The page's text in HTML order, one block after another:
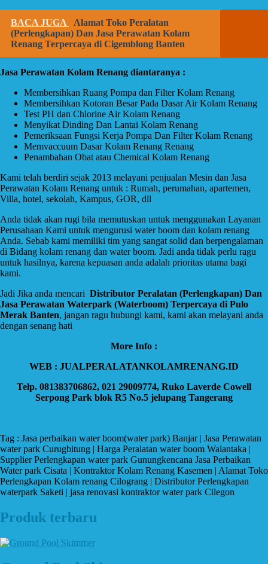
BACA JUGA
Alamat Toko Peralatan
(Perlengkapan) Dan Jasa Perawatan Kolam
Renang Terpercaya di Cigemblong Banten
Jasa Perawatan Kolam Renang diantaranya :
Membersihkan Ruang Pompa dan Filter Kolam Renang
Membersihkan Kotoran Besar Pada Dasar Air Kolam Renang
Test PH dan Chlorine Air Kolam Renang
Menyikat Dinding Dan Lantai Kolam Renang
Pemeriksaan Fungsi Kerja Pompa Dan Filter Kolam Renang
Memvaccuum Dasar Kolam Renang Renang
Penambahan Obat atau Chemical Kolam Renang
Kami telah berdiri sejak 2013 melayani penjualan Mesin dan Jasa
Perawatan Kolam Renang untuk : Rumah, perumahan, apartemen,
Villa, hotel, sekolah, Kampus, GOR, dll
Anda tidak akan rugi bila memutuskan untuk menggunakan Layanan
Perusahaan Kami untuk mengurusi water boom dan kolam renang
Anda. Sebab kami memiliki tim yang sangat solid dan berpengalaman
di Bidang kolam renang dan water boom. Jadi anda tidak perlu ragu
untuk hasilnya, karena kepuasan anda adalah prioritas utama bagi
kami.
Jadi Jika anda mencari Distributor Peralatan (Perlengkapan) Dan
Jasa Perawatan Waterpark (Waterboom) Terpercaya di Pulo
Merak Banten, jangan ragu hubungi kami, kami akan melayani anda
dengan senang hati
More Info :
WEB : JUALPERALATANKOLAMRENANG.ID
Telp. 081383706862, 021 29009774, Ruko Laverde Cowell
Serpong Park blok R5 No.5 jelupang Tangerang
Tag : Jasa perbaikan water boom(water park) Banjar | Jasa Perawatan
water park Curugbitung | Harga Peralatan water boom Walantaka |
Supplier Perlengkapan water park Gunungkencana Jasa Perbaikan
Water park Cisata | Kontraktor Kolam Renang Kasemen | Alamat Toko
Perlengkapan Kolam renang Cilograng | Distributor Perlengkapan
waterpark Saketi | jasa renovasi kontraktor water park Cilegon
Produk terbaru